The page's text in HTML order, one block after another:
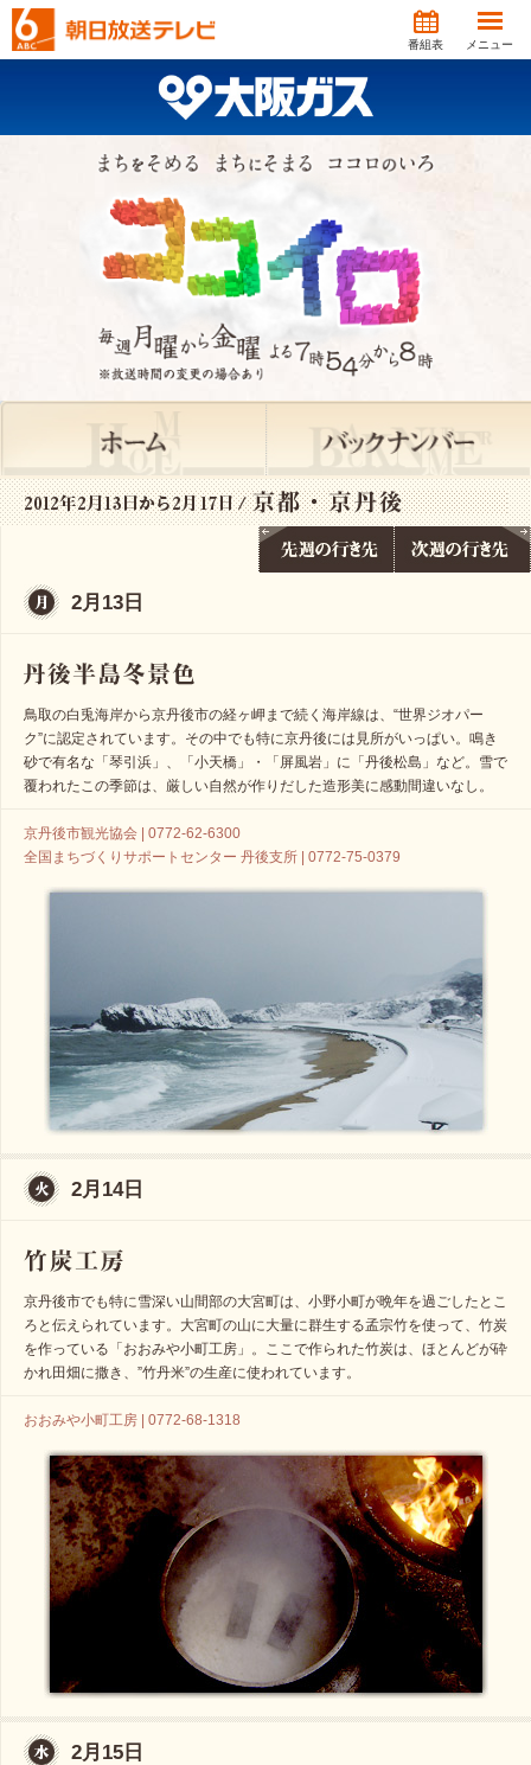
番組表 メニュー
2月13日
鳥取の白兎海岸から京丹後市の経ヶ岬まで続く海岸線は、“世界ジオパー
ク”に認定されています。その中でも特に京丹後には見所がいっぱい。鳴き
砂で有名な「琴引浜」、「小天橋」・「屏風岩」に「丹後松島」など。雪で
覆われたこの季節は、厳しい自然が作りだした造形美に感動間違いなし。
京丹後市観光協会 | 0772-62-6300
全国まちづくりサポートセンター 丹後支所 | 0772-75-0379
2月14日
京丹後市でも特に雪深い山間部の大宮町は、小野小町が晩年を過ごしたとこ
ろと伝えられています。大宮町の山に大量に群生する孟宗竹を使って、竹炭
を作っている「おおみや小町工房」。ここで作られた竹炭は、ほとんどが砕
かれ田畑に撒き、”竹丹米”の生産に使われています。
おおみや小町工房 | 0772-68-1318
2月15日